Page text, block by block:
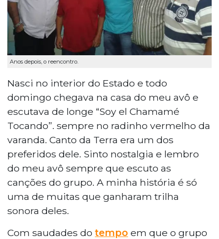
Anos depois, o reencontro.
Nasci no interior do Estado e todo
domingo chegava na casa do meu avô e
escutava de longe “Soy el Chamamé
Tocando”. sempre no radinho vermelho da
varanda. Canto da Terra era um dos
preferidos dele. Sinto nostalgia e lembro
do meu avô sempre que escuto as
canções do grupo. A minha história é só
uma de muitas que ganharam trilha
sonora deles.
Com saudades do tempo em que o grupo